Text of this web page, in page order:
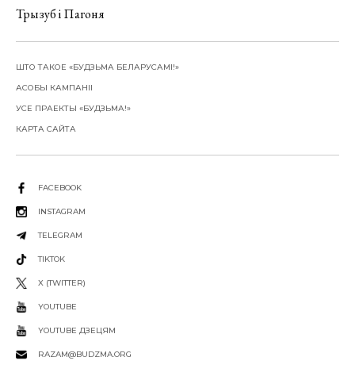
Трызуб і Пагоня
ШТО ТАКОЕ «БУДЗЬМА БЕЛАРУСАМІ!»
АСОБЫ КАМПАНІІ
УСЕ ПРАЕКТЫ «БУДЗЬМА!»
КАРТА САЙТА
FACEBOOK
INSTAGRAM
TELEGRAM
TIKTOK
X (TWITTER)
YOUTUBE
YOUTUBE ДЗЕЦЯМ
RAZAM@BUDZMA.ORG